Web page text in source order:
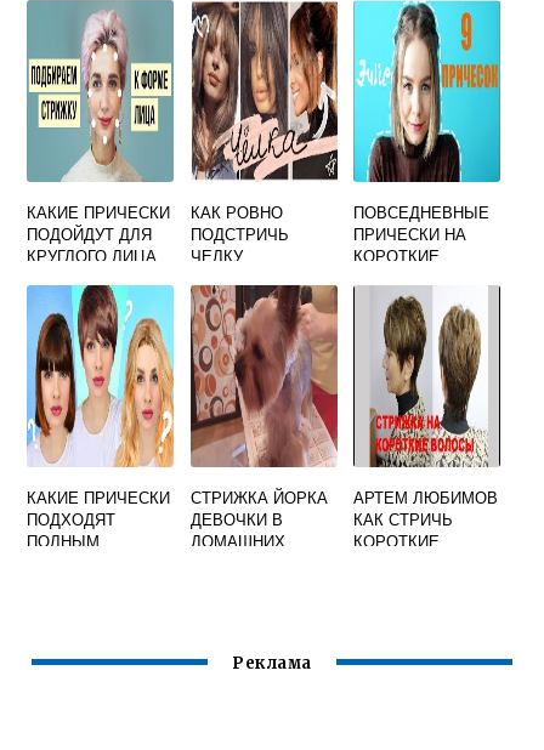
КАКИЕ ПРИЧЕСКИ
ПОДОЙДУТ ДЛЯ
КРУГЛОГО ЛИЦА
КАК РОВНО
ПОДСТРИЧЬ
ЧЕЛКУ
ПОВСЕДНЕВНЫЕ
ПРИЧЕСКИ НА
КОРОТКИЕ
РУКАМИ
КАКИЕ ПРИЧЕСКИ
ПОДХОДЯТ
ПОЛНЫМ
СТРИЖКА ЙОРКА
ДЕВОЧКИ В
ДОМАШНИХ
АРТЕМ ЛЮБИМОВ
КАК СТРИЧЬ
КОРОТКИЕ
Реклама